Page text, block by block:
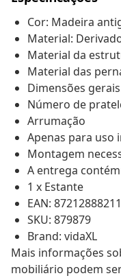
Cor: Madeira
Material:
Material da
Material das
Dimensões
Número de
Arrumação
Apenas para uso
Montagem
A entrega
1 x Estante
EAN:
SKU: 879879
Brand: vidaXL
Mais informações
mobiliário podem